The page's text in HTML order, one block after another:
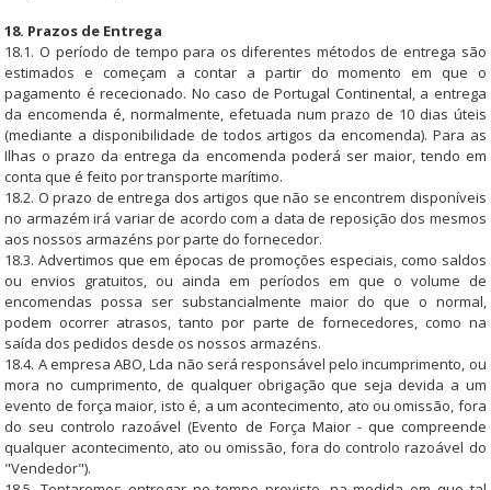
18. Prazos de Entrega
18.1. O período de tempo para os diferentes métodos de entrega são
estimados e começam a contar a partir do momento em que o
pagamento é rececionado. No caso de Portugal Continental, a entrega
da encomenda é, normalmente, efetuada num prazo de 10 dias úteis
(mediante a disponibilidade de todos artigos da encomenda). Para as
Ilhas o prazo da entrega da encomenda poderá ser maior, tendo em
conta que é feito por transporte marítimo.
18.2. O prazo de entrega dos artigos que não se encontrem disponíveis
no armazém irá variar de acordo com a data de reposição dos mesmos
aos nossos armazéns por parte do fornecedor.
18.3. Advertimos que em épocas de promoções especiais, como saldos
ou envios gratuitos, ou ainda em períodos em que o volume de
encomendas possa ser substancialmente maior do que o normal,
podem ocorrer atrasos, tanto por parte de fornecedores, como na
saída dos pedidos desde os nossos armazéns.
18.4. A empresa ABO, Lda não será responsável pelo incumprimento, ou
mora no cumprimento, de qualquer obrigação que seja devida a um
evento de força maior, isto é, a um acontecimento, ato ou omissão, fora
do seu controlo razoável (Evento de Força Maior - que compreende
qualquer acontecimento, ato ou omissão, fora do controlo razoável do
"Vendedor").